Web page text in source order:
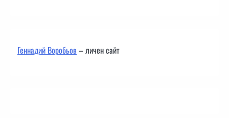
Геннадий Воробьов– личен сайт